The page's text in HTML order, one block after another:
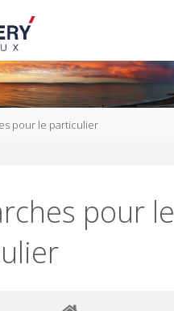
pour le particulier
pour le